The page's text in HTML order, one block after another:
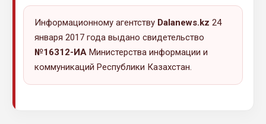
Информационному агентству Dalanews.kz 24
января 2017 года выдано свидетельство
№16312-ИА Министерства информации и
коммуникаций Республики Казахстан.